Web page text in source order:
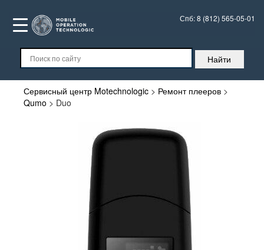
Спб:8 (812) 565-05-01
Сервисный центр Motechnologic > Ремонт плееров >
Qumo > Duo